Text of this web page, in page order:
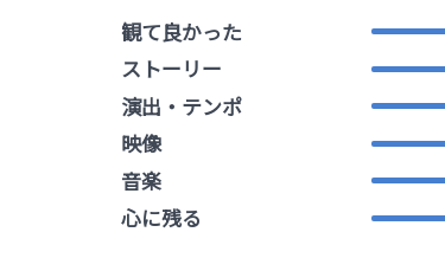
観て良かった
ストーリー
演出・テンポ
映像
音楽
心に残る